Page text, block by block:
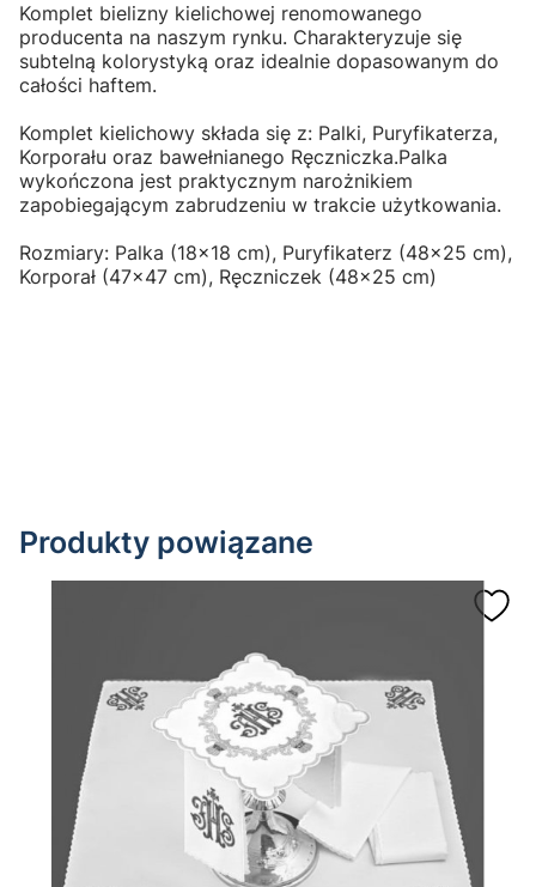
Komplet bielizny kielichowej renomowanego
producenta na naszym rynku. Charakteryzuje się
subtelną kolorystyką oraz idealnie dopasowanym do
całości haftem.
Komplet kielichowy składa się z: Palki, Puryfikaterza,
Korporału oraz bawełnianego Ręczniczka.Palka
wykończona jest praktycznym narożnikiem
zapobiegającym zabrudzeniu w trakcie użytkowania.
Rozmiary: Palka (18x18 cm), Puryfikaterz (48x25 cm),
Korporał (47x47 cm), Ręczniczek (48x25 cm)
Produkty powiązane